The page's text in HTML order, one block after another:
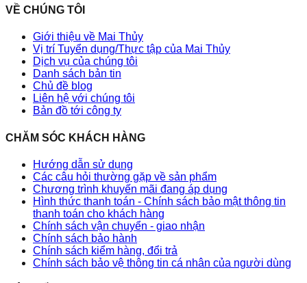
VỀ CHÚNG TÔI
Giới thiệu về Mai Thủy
Vị trí Tuyển dụng/Thực tập của Mai Thủy
Dịch vụ của chúng tôi
Danh sách bản tin
Chủ đề blog
Liên hệ với chúng tôi
Bản đồ tới công ty
CHĂM SÓC KHÁCH HÀNG
Hướng dẫn sử dụng
Các câu hỏi thường gặp về sản phẩm
Chương trình khuyến mãi đang áp dụng
Hình thức thanh toán - Chính sách bảo mật thông tin
thanh toán cho khách hàng
Chính sách vận chuyển - giao nhận
Chính sách bảo hành
Chính sách kiểm hàng, đổi trả
Chính sách bảo vệ thông tin cá nhân của người dùng